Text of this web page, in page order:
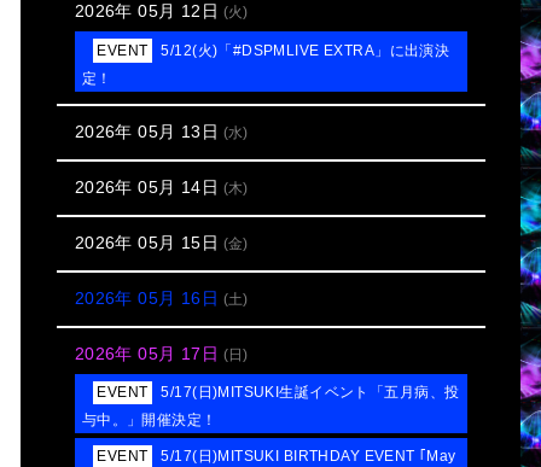
2026年 05月 12日 (火)
5/12(火)「#DSPMLIVE EXTRA」に出演決
定！
2026年 05月 13日 (水)
2026年 05月 14日 (木)
2026年 05月 15日 (金)
2026年 05月 16日 (土)
2026年 05月 17日 (日)
5/17(日)MITSUKI生誕イベント「五月病、投
与中。」開催決定！
5/17(日)MITSUKI BIRTHDAY EVENT ｢May